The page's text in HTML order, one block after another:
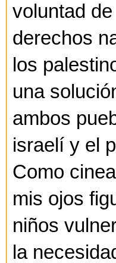
voluntad
derechos
los
una
ambos
israelí y el
Como
mis ojos
niños
la